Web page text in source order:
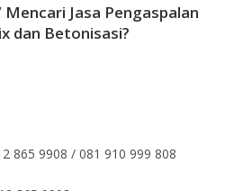
Jasa Pengaspalan
dan Betonisasi?
865 9908 / 081 910 999 808